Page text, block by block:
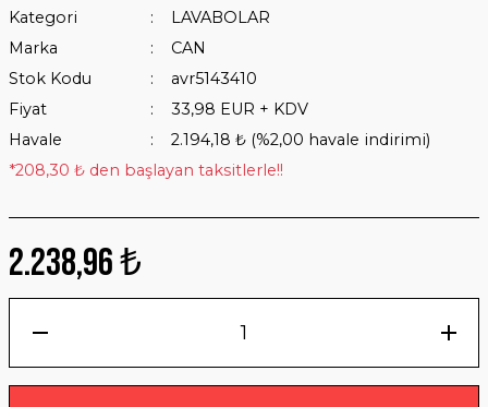
Kategori
LAVABOLAR
Marka
CAN
Stok Kodu
avr5143410
Fiyat
33,98 EUR + KDV
Havale
2.194,18 ₺ (%2,00 havale indirimi)
*208,30 ₺ den başlayan taksitlerle!!
2.238,96 ₺